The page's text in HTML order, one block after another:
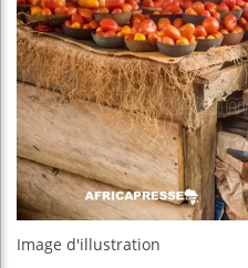
Image d'illustration